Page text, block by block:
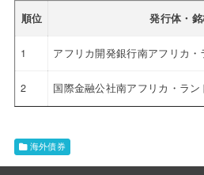
順位 発行体・
1 アフリカ開発銀行南アフリカ
2 国際金融公社南アフリカ・ラ
海外債券